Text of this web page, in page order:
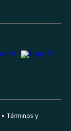
Términos y